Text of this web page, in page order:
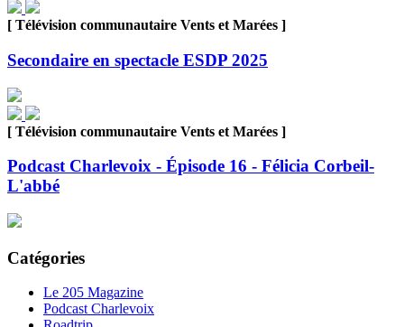
[ Télévision communautaire Vents et Marées ]
Secondaire en spectacle ESDP 2025
[ Télévision communautaire Vents et Marées ]
Podcast Charlevoix - Épisode 16 - Félicia Corbeil-
L'abbé
Catégories
Le 205 Magazine
Podcast Charlevoix